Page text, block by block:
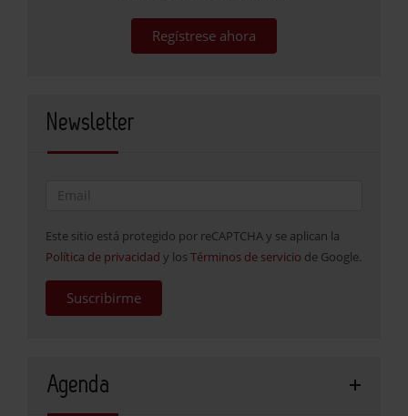
Regístrese ahora
Newsletter
Este sitio está protegido por reCAPTCHA y se aplican la
Política de privacidad y los Términos de servicio de Google.
Suscribirme
Agenda